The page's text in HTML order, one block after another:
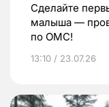
Сделайте
малыша —
по ОМС!
13:10 / 23.07.26